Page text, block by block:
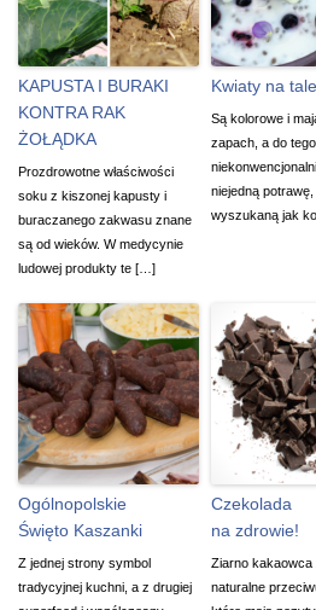
KAPUSTA I BURAKI
KONTRA RAK
ŻOŁĄDKA
Prozdrowotne właściwości
soku z kiszonej kapusty i
buraczanego zakwasu znane
są od wieków. W medycynie
ludowej produkty te […]
Kwiaty na
Są kolorowe i
zapach, a do tego
niejedną
wyszukaną jak
Ogólnopolskie
Święto Kaszanki
Z jednej strony symbol
tradycyjnej kuchni, a z drugiej
Czekolada
na zdrowie!
Ziarno kakaowca
naturalne